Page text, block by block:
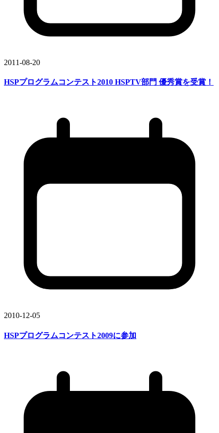
2011-08-20
HSPプログラムコンテスト2010 HSPTV部門 優秀賞を受賞！
2010-12-05
HSPプログラムコンテスト2009に参加